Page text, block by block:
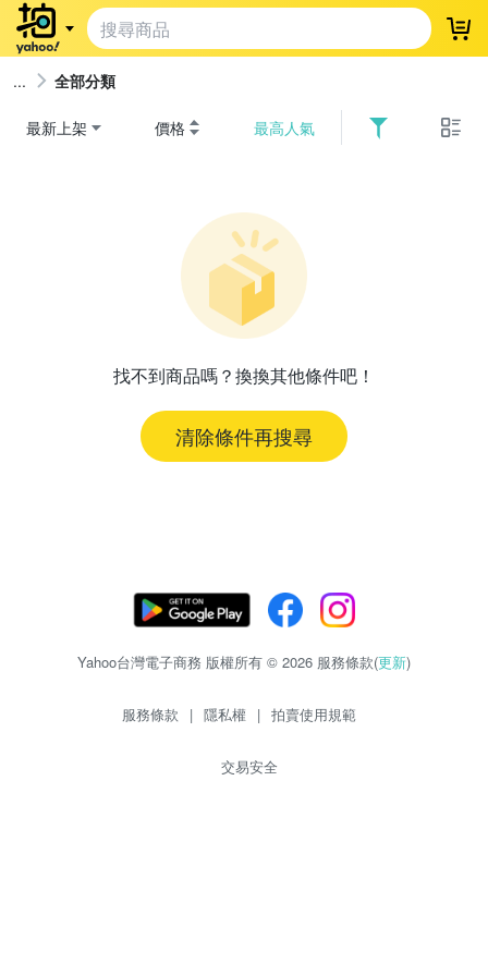
登
全部分類
最新上架 價格 最高人氣
找不到商品嗎？換換其他條件吧！
清除條件再搜尋
Yahoo台灣電子商務 版權所有 © 2026 服務條款(更新)
服務條款 | 隱私權 | 拍賣使用規範
交易安全